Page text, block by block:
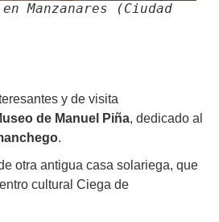
Manzanares (Ciudad
y de visita
de Manuel Piña, dedicado al
.
otra antigua casa solariega, que
cultural Ciega de